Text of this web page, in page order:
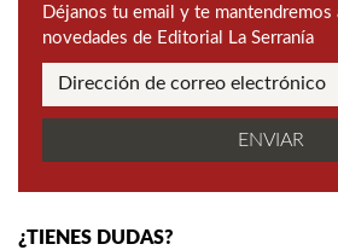
Déjanos tu email y te mantendremos
novedades de Editorial La Serranía
¿TIENES DUDAS?